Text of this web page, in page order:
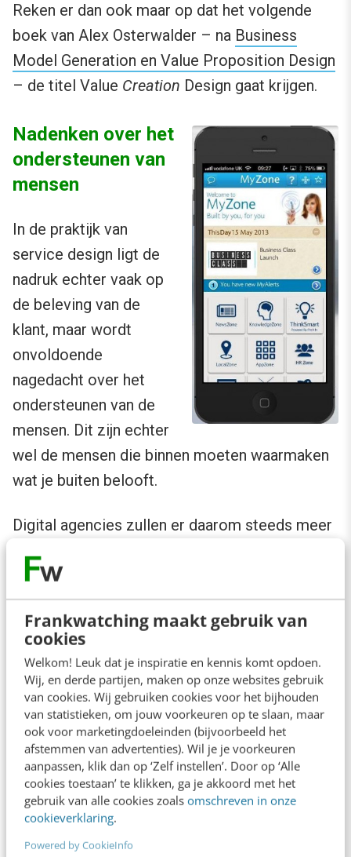
Frankwatching maakt gebruik van
cookies
Welkom! Leuk dat je inspiratie en kennis komt opdoen.
Wij, en derde partijen, maken op onze websites gebruik
van cookies. Wij gebruiken cookies voor het bijhouden
van statistieken, om jouw voorkeuren op te slaan, maar
ook voor marketingdoeleinden (bijvoorbeeld het
afstemmen van advertenties). Wil je je voorkeuren
aanpassen, klik dan op ‘Zelf instellen’. Door op ‘Alle
cookies toestaan’ te klikken, ga je akkoord met het
gebruik van alle cookies zoals omschreven in onze
cookieverklaring.
Powered by CookieInfo
Reken er dan ook maar op dat het volgende
boek van Alex Osterwalder – na Business
Model Generation en Value Proposition Design
– de titel Value Creation Design gaat krijgen.
Nadenken over het
ondersteunen van
mensen
In de praktijk van
service design ligt de
nadruk echter vaak op
de beleving van de
klant, maar wordt
onvoldoende
nagedacht over het
ondersteunen van de
mensen. Dit zijn echter
wel de mensen die binnen moeten waarmaken
wat je buiten belooft.
Digital agencies zullen er daarom steeds meer
buitenkant ontwerpt, maar ook aan de
binnenkant. Voorbeelden:
De medewerkers-app van
belangrijke succesfactor van de ‘digital
solutions first’-strategie van de bank.
Bij T-Mobile is iedere medewerkers CEO:
Customer Experienced Officer. DeCEO-
apphelpt medewerkers een ambassadeur
van het merk te zijn en de beste service te
verlenen.
Woningcorporatie